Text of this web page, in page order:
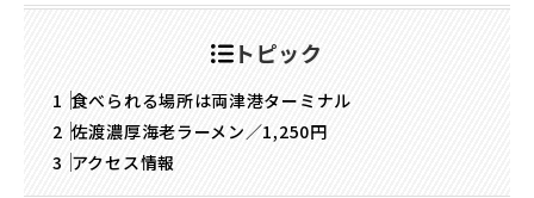
トピック
食べられる場所は両津港ターミナル
佐渡濃厚海老ラーメン／1,250円
アクセス情報